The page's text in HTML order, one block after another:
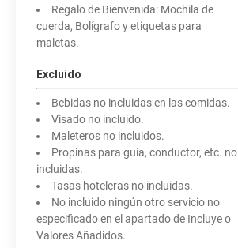
Regalo de Bienvenida: Mochila de
cuerda, Bolígrafo y etiquetas para
maletas.
Excluido
Bebidas no incluidas en las comidas.
Visado no incluido.
Maleteros no incluidos.
Propinas para guía, conductor, etc. no
incluidas.
Tasas hoteleras no incluidas.
No incluido ningún otro servicio no
especificado en el apartado de Incluye o
Valores Añadidos.